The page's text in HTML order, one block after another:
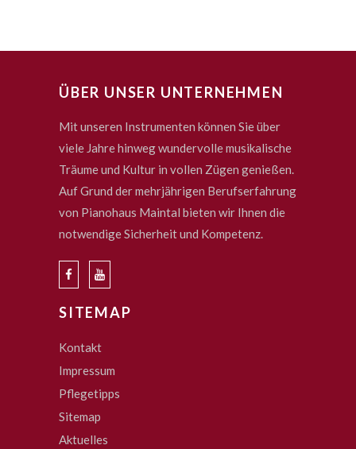
ÜBER UNSER UNTERNEHMEN
Mit unseren Instrumenten können Sie über
viele Jahre hinweg wundervolle musikalische
Träume und Kultur in vollen Zügen genießen.
Auf Grund der mehrjährigen Berufserfahrung
von Pianohaus Maintal bieten wir Ihnen die
notwendige Sicherheit und Kompetenz.
SITEMAP
Kontakt
Impressum
Pflegetipps
Sitemap
Aktuelles